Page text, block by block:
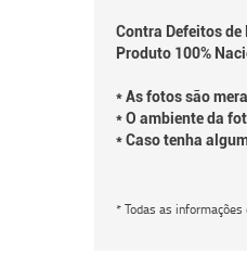
Contra Defeitos de
Produto 100%
* As fotos são
* O ambiente da
* Caso tenha
* Todas as